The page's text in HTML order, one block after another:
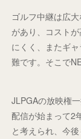
ゴルフ中継は広
があり、コスト
にくく、またギ
難です。そこで
JLPGAの放映権
配信が始まって2
と考えられ、今